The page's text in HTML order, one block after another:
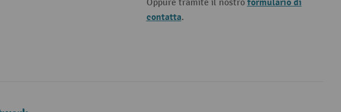
Oppure tramite il nostro formulario di
contatta.